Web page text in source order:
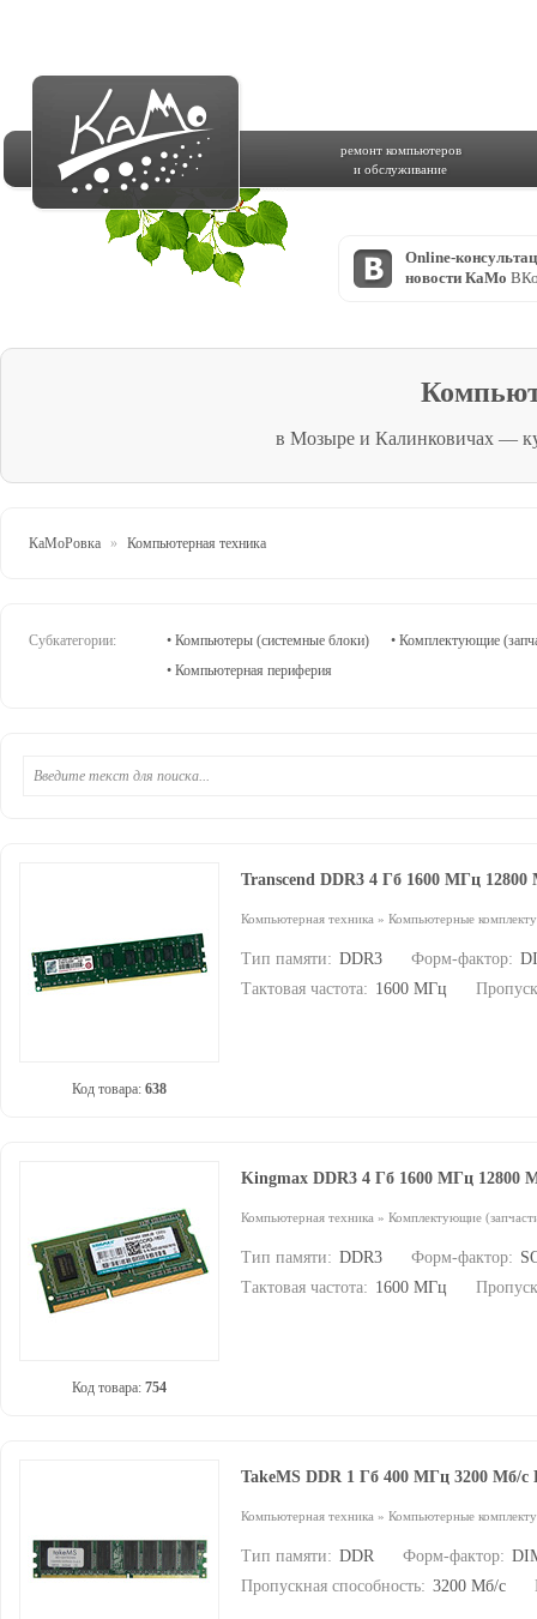
ремонт компьютеров
и обслуживание
Online-
новости КаМо
в Мозыре и Калинковичах —
КаМоРовка » Компьютерная техника
Субкатегории: • Компьютеры (системные блоки)
• Комплектующие
• Компьютерная периферия
Transcend DDR3 4 Гб 1600 МГц
Компьютерная техника » Компьютерные
Тип памяти: DDR3 Форм-фактор:
Тактовая частота: 1600 МГц
Код товара: 638
Kingmax DDR3 4 Гб 1600 МГц 12800
Компьютерная техника » Комплектующие
Тип памяти: DDR3 Форм-фактор:
Тактовая частота: 1600 МГц
Код товара: 754
TakeMS DDR 1 Гб 400 МГц 3200 Мб/с
Компьютерная техника » Компьютерные
Тип памяти: DDR Форм-фактор:
Пропускная способность: 3200 Мб/с